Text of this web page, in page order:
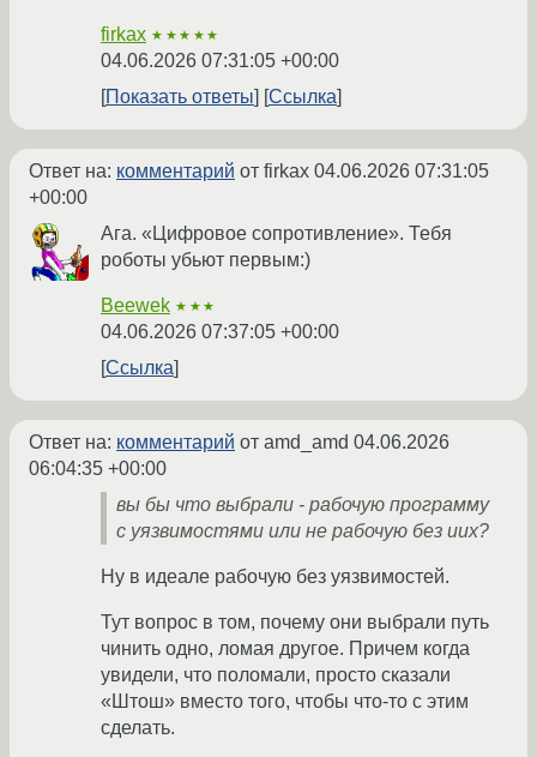
firkax ★★★★★
04.06.2026 07:31:05 +00:00
Показать ответы
Ссылка
Ответ на: комментарий от firkax 04.06.2026 07:31:05
+00:00
Ага. «Цифровое сопротивление». Тебя
роботы убьют первым:)
Beewek ★★★
04.06.2026 07:37:05 +00:00
Ссылка
Ответ на: комментарий от amd_amd 04.06.2026
06:04:35 +00:00
вы бы что выбрали - рабочую программу
с уязвимостями или не рабочую без иих?
Ну в идеале рабочую без уязвимостей.
Тут вопрос в том, почему они выбрали путь
чинить одно, ломая другое. Причем когда
увидели, что поломали, просто сказали
«Штош» вместо того, чтобы что-то с этим
сделать.